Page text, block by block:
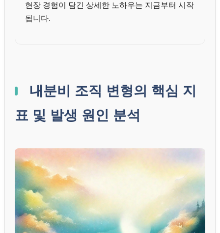
현장 경험이 담긴 상세한 노하우는 지금부터 시작
됩니다.
내분비 조직 변형의 핵심 지
표 및 발생 원인 분석